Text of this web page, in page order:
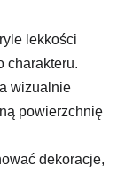
lekkości
charakteru.
wizualnie
powierzchnię
dekoracje,